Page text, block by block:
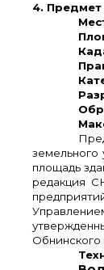
4. Предмет
земельного
площадь
редакция
Обнинского